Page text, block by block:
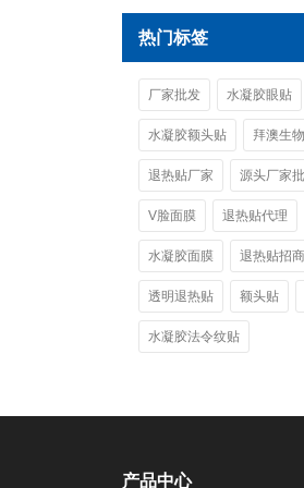
热门标签
厂家批发 水凝胶眼贴
水凝胶额头贴 拜澳生物
退热贴厂家 源头厂家
V脸面膜 退热贴代理
水凝胶面膜 退热贴招商
透明退热贴 额头贴
水凝胶法令纹贴
产品中心